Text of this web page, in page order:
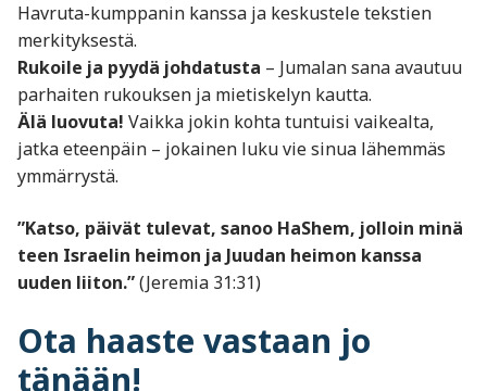
Havruta-kumppanin kanssa ja keskustele tekstien
merkityksestä.
Rukoile ja pyydä johdatusta – Jumalan sana avautuu
parhaiten rukouksen ja mietiskelyn kautta.
Älä luovuta! Vaikka jokin kohta tuntuisi vaikealta,
jatka eteenpäin – jokainen luku vie sinua lähemmäs
ymmärrystä.
”Katso, päivät tulevat, sanoo HaShem, jolloin minä
teen Israelin heimon ja Juudan heimon kanssa
uuden liiton.”(Jeremia 31:31)
Ota haaste vastaan jo
tänään!